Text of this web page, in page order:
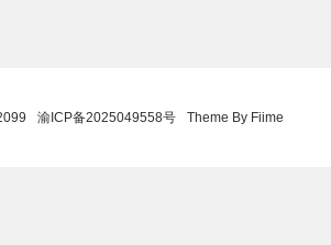
渝ICP备2025049558号 Theme By Fiime